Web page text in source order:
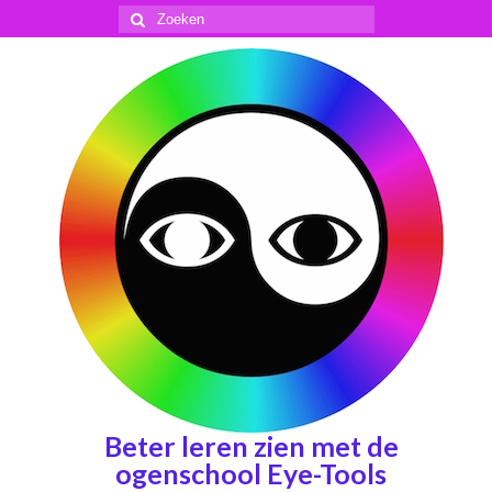
Zoeken
naar:
Beter leren zien met de
ogenschool Eye-Tools